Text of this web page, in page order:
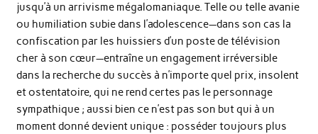
jusqu’à un arrivisme mégalomaniaque. Telle ou telle avanie
ou humiliation subie dans l’adolescence—dans son cas la
confiscation par les huissiers d’un poste de télévision
cher à son cœur—entraîne un engagement irréversible
dans la recherche du succès à n’importe quel prix, insolent
et ostentatoire, qui ne rend certes pas le personnage
sympathique ; aussi bien ce n’est pas son but qui à un
moment donné devient unique : posséder toujours plus